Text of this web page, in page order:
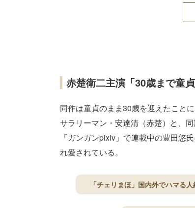
赤楚衛二主演「30歳まで童
同作は童貞のまま30歳を迎えたこと
サラリーマン・安達清（赤楚）と、
「ガンガンpixiv」で連載中の豊田悠
れ愛されている。
「チェリまほ」国内外でハマる